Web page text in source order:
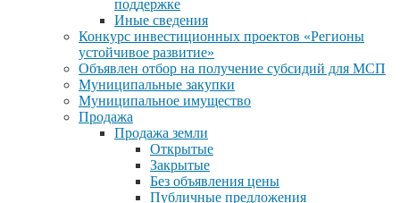
поддержке
Иные сведения
Конкурс инвестиционных проектов «Регионы
устойчивое развитие»
Объявлен отбор на получение субсидий для МСП
Муниципальные закупки
Муниципальное имущество
Продажа
Продажа земли
Открытые
Закрытые
Без объявления цены
Публичные предложения